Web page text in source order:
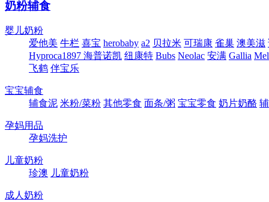
奶粉辅食
婴儿奶粉
爱他美 牛栏 喜宝 herobaby a2 贝拉米 可瑞康 雀巢 澳美滋
Hyproca1897 海普诺凯 纽康特 Bubs Neolac 安满 Gallia
飞鹤 伴宝乐
宝宝辅食
辅食泥 米粉/菜粉 其他零食 面条/粥 宝宝零食 奶片奶酪
孕妈用品
孕妈洗护
儿童奶粉
珍澳 儿童奶粉
成人奶粉